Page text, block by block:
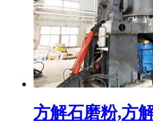
方解石磨粉,方